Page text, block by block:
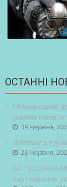
ОСТАННІ
Міжнародний
умовах
19 Червня,
Допомога
23 Червня,
БО
партнерської